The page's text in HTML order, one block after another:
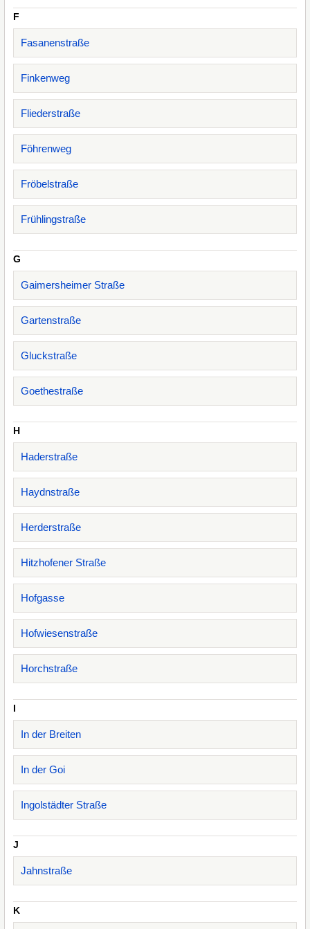
F
Fasanenstraße
Finkenweg
Fliederstraße
Föhrenweg
Fröbelstraße
Frühlingstraße
G
Gaimersheimer Straße
Gartenstraße
Gluckstraße
Goethestraße
H
Haderstraße
Haydnstraße
Herderstraße
Hitzhofener Straße
Hofgasse
Hofwiesenstraße
Horchstraße
I
In der Breiten
In der Goi
Ingolstädter Straße
J
Jahnstraße
K